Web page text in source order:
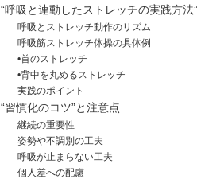
“呼吸と連動したストレッチの実践方法”
呼吸とストレッチ動作のリズム
呼吸筋ストレッチ体操の具体例
•首のストレッチ
•背中を丸めるストレッチ
実践のポイント
“習慣化のコツ”と注意点
継続の重要性
姿勢や不調別の工夫
呼吸が止まらない工夫
個人差への配慮